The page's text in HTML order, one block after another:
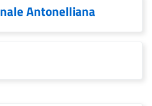
Antonelliana